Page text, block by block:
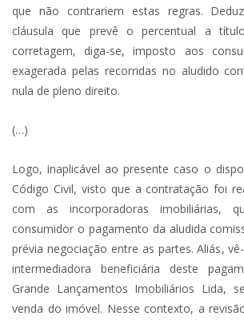
que não contrariem estas regras.
cláusula que prevê o percentual a
corretagem, diga-se, imposto aos
exagerada pelas recorridas no aludido
nula de pleno direito.
(…)
Logo, inaplicável ao presente caso o
Código Civil, visto que a contratação foi
com as incorporadoras imobiliárias,
consumidor o pagamento da aludida
prévia negociação entre as partes. Aliás,
intermediadora beneficiária deste
Grande Lançamentos Imobiliários Lida,
venda do imóvel. Nesse contexto, a